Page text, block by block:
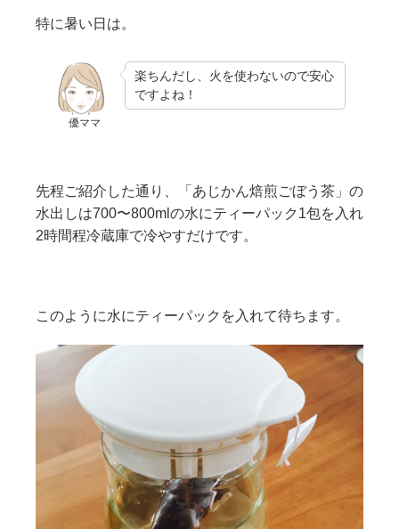
特に暑い日は。
優ママ
楽ちんだし、火を使わないので安心
ですよね！
先程ご紹介した通り、「あじかん焙煎ごぼう茶」の
水出しは700〜800mlの水にティーパック1包を入れ
2時間程冷蔵庫で冷やすだけです。
このように水にティーパックを入れて待ちます。